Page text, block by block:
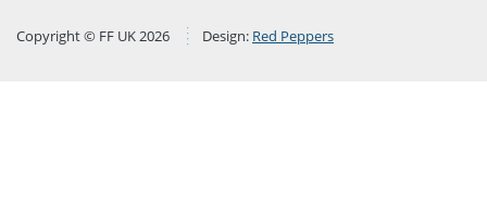
Copyright © FF UK 2026 Design: Red Peppers